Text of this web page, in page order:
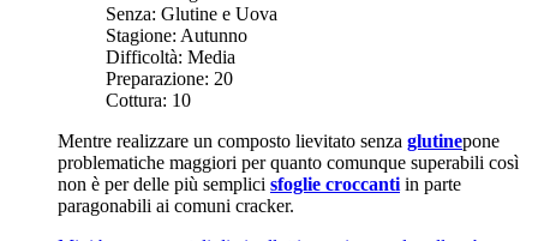
Senza: Glutine e Uova
Stagione: Autunno
Difficoltà: Media
Preparazione: 20
Cottura: 10
Mentre realizzare un composto lievitato senza glutinepone
problematiche maggiori per quanto comunque superabili così
non è per delle più semplici sfoglie croccanti in parte
paragonabili ai comuni cracker.